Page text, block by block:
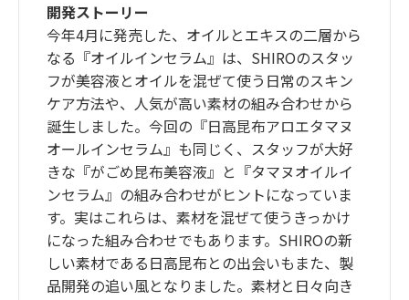
開発ストーリー
今年4月に発売した、オイルとエキスの二層から
なる『オイルインセラム』は、SHIROのスタッ
フが美容液とオイルを混ぜて使う日常のスキン
ケア方法や、人気が高い素材の組み合わせから
誕生しました。今回の『日高昆布アロエタマヌ
オールインセラム』も同じく、スタッフが大好
きな『がごめ昆布美容液』と『タマヌオイルイ
ンセラム』の組み合わせがヒントになっていま
す。実はこれらは、素材を混ぜて使うきっかけ
になった組み合わせでもあります。SHIROの新
しい素材である日高昆布との出会いもまた、製
品開発の追い風となりました。素材と日々向き